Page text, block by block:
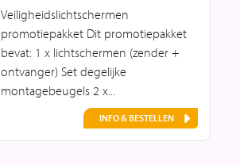
Veiligheidslichtschermen
promotiepakket Dit promotiepakket
bevat: 1 x lichtschermen (zender +
ontvanger) Set degelijke
montagebeugels 2 x...
INFO & BESTELLEN